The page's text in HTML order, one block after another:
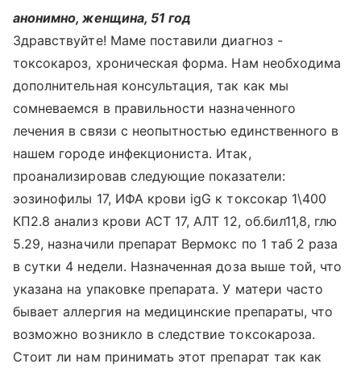
анонимно, женщина, 51 год
Здравствуйте! Маме поставили диагноз -
токсокароз, хроническая форма. Нам необходима
дополнительная консультация, так как мы
сомневаемся в правильности назначенного
лечения в связи с неопытностью единственного в
нашем городе инфекциониста. Итак,
проанализировав следующие показатели:
эозинофилы 17, ИФА крови igG к токсокар 1\400
КП2.8 анализ крови АСТ 17, АЛТ 12, об.бил11,8, глю
5.29, назначили препарат Вермокс по 1 таб 2 раза
в сутки 4 недели. Назначенная доза выше той, что
указана на упаковке препарата. У матери часто
бывает аллергия на медицинские препараты, что
возможно возникло в следствие токсокароза.
Стоит ли нам принимать этот препарат так как